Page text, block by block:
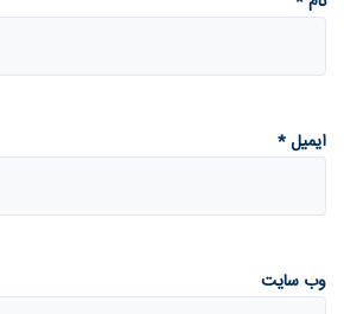
ایمیل*
وب‌ سایت